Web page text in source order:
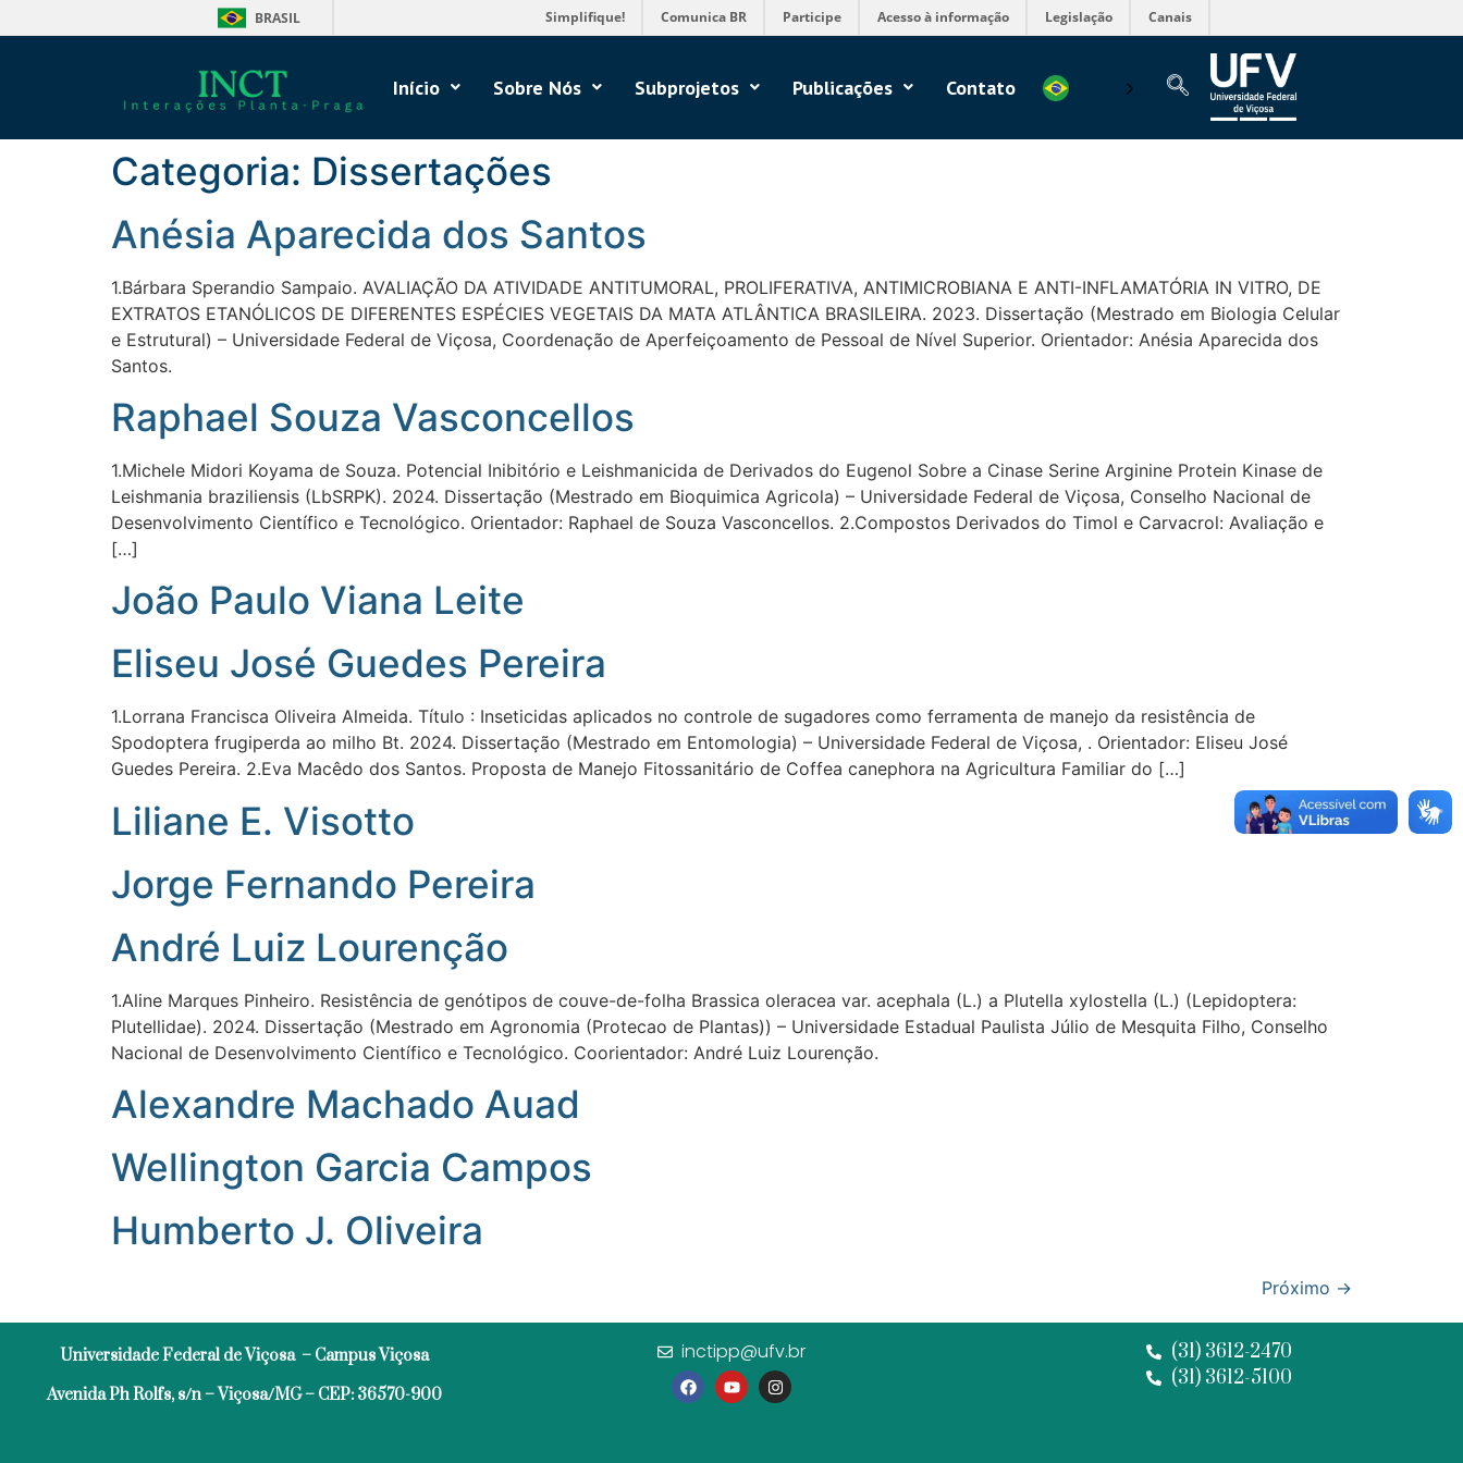
BRASIL Simplifique! Comunica BR Participe Acesso à informação Legislação Canais
Início Sobre Nós Subprojetos Publicações Contato
Categoria: Dissertações
Anésia Aparecida dos Santos
1.Bárbara Sperandio Sampaio. AVALIAÇÃO DA ATIVIDADE ANTITUMORAL, PROLIFERATIVA, ANTIMICROBIANA E ANTI-INFLAMATÓRIA IN VITRO, DE
EXTRATOS ETANÓLICOS DE DIFERENTES ESPÉCIES VEGETAIS DA MATA ATLÂNTICA BRASILEIRA. 2023. Dissertação (Mestrado em Biologia Celular
e Estrutural) – Universidade Federal de Viçosa, Coordenação de Aperfeiçoamento de Pessoal de Nível Superior. Orientador: Anésia Aparecida dos
Santos.
Raphael Souza Vasconcellos
1.Michele Midori Koyama de Souza. Potencial Inibitório e Leishmanicida de Derivados do Eugenol Sobre a Cinase Serine Arginine Protein Kinase de
Leishmania braziliensis (LbSRPK). 2024. Dissertação (Mestrado em Bioquimica Agricola) – Universidade Federal de Viçosa, Conselho Nacional de
Desenvolvimento Científico e Tecnológico. Orientador: Raphael de Souza Vasconcellos. 2.Compostos Derivados do Timol e Carvacrol: Avaliação e
[…]
João Paulo Viana Leite
Eliseu José Guedes Pereira
1.Lorrana Francisca Oliveira Almeida. Título : Inseticidas aplicados no controle de sugadores como ferramenta de manejo da resistência de
Spodoptera frugiperda ao milho Bt. 2024. Dissertação (Mestrado em Entomologia) – Universidade Federal de Viçosa, . Orientador: Eliseu José
Guedes Pereira. 2.Eva Macêdo dos Santos. Proposta de Manejo Fitossanitário de Coffea canephora na Agricultura Familiar do […]
Liliane E. Visotto
Jorge Fernando Pereira
André Luiz Lourenção
1.Aline Marques Pinheiro. Resistência de genótipos de couve-de-folha Brassica oleracea var. acephala (L.) a Plutella xylostella (L.) (Lepidoptera:
Plutellidae). 2024. Dissertação (Mestrado em Agronomia (Protecao de Plantas)) – Universidade Estadual Paulista Júlio de Mesquita Filho, Conselho
Nacional de Desenvolvimento Científico e Tecnológico. Coorientador: André Luiz Lourenção.
Alexandre Machado Auad
Wellington Garcia Campos
Humberto J. Oliveira
Próximo →
Universidade Federal de Viçosa – Campus Viçosa
Avenida Ph Rolfs, s/n – Viçosa/MG – CEP: 36570-900
inctipp@ufv.br
(31) 3612-2470
(31) 3612-5100